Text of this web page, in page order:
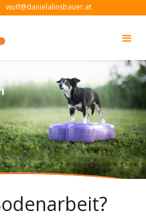
wuff@danielalinsbauer.at